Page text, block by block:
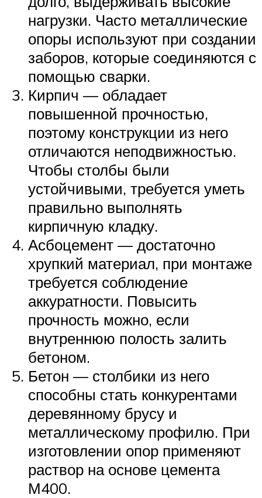
нагрузки. Часто металлические
опоры используют при создании
заборов, которые соединяются с
помощью сварки.
Кирпич — обладает
повышенной прочностью,
поэтому конструкции из него
отличаются неподвижностью.
Чтобы столбы были
устойчивыми, требуется уметь
правильно выполнять
кирпичную кладку.
Асбоцемент — достаточно
хрупкий материал, при монтаже
требуется соблюдение
аккуратности. Повысить
прочность можно, если
внутреннюю полость залить
бетоном.
Бетон — столбики из него
способны стать конкурентами
деревянному брусу и
металлическому профилю. При
изготовлении опор применяют
раствор на основе цемента
М400.